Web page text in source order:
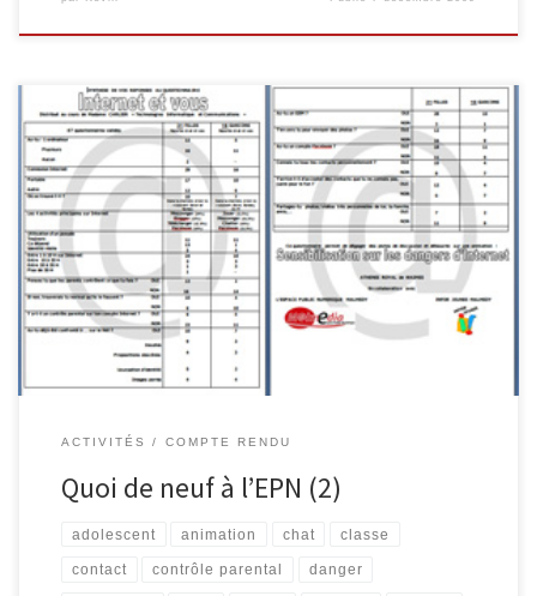
Animation : Internet et vous Cette animation a été réalisée en
collaboration avec Maggy Jérôme (InforJeunes Malmedy), M.
Solheid et Madame Carlier, professeurs à l’Athénée Royal de
Waimes. Celle-ci a eu lieu le lundi 23 novembre dans les locaux de
l’Athénée Royal de Waimes et visait à sensibiliser les jeunes […]
ACTIVITÉS COMPTE RENDU
Quoi de neuf à l’EPN (2)
adolescent animation chat classe
contact contrôle parental danger